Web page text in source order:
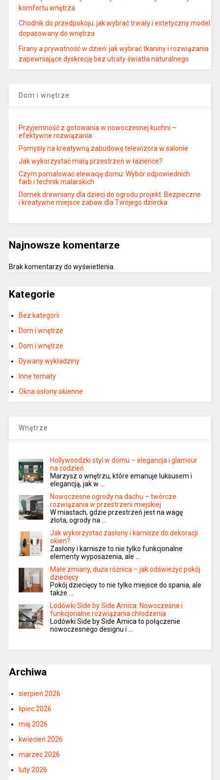
komfortu wnętrza
Chodnik do przedpokoju: jak wybrać trwały i estetyczny model
dopasowany do wnętrza
Firany a prywatność w dzień: jak wybrać tkaniny i rozwiązania
zapewniające dyskrecję bez utraty światła naturalnego
Dom i wnętrze
Przyjemność z gotowania w nowoczesnej kuchni –
efektywne rozwiązania
Pomysły na kreatywną zabudowę telewizora w salonie
Jak wykorzystać małą przestrzeń w łazience?
Czym pomalować elewację domu: Wybór odpowiednich
farb i technik malarskich
Domek drewniany dla dzieci do ogrodu projekt: Bezpieczne
i kreatywne miejsce zabaw dla Twojego dziecka
Najnowsze komentarze
Brak komentarzy do wyświetlenia.
Kategorie
Bez kategorii
Dom i wnętrze
Dom i wnętrze
Dywany wykładziny
Inne tematy
Okna osłony okienne
Wnętrze
Hollywoodzki styl w domu – elegancja i glamour
na codzień
Marzysz o wnętrzu, które emanuje luksusem i
elegancją, jak w …
Nowoczesne ogrody na dachu – twórcze
rozwiązania w przestrzeni miejskiej
W miastach, gdzie przestrzeń jest na wagę
złota, ogrody na …
Jak wykorzystać zasłony i karnisze do dekoracji
okien?
Zasłony i karnisze to nie tylko funkcjonalne
elementy wyposażenia, ale …
Małe zmiany, duża różnica – jak odświeżyć pokój
dziecięcy
Pokój dziecięcy to nie tylko miejsce do spania, ale
także …
Lodówki Side by Side Amica: Nowoczesne i
funkcjonalne rozwiązania chłodzenia
Lodówki Side by Side Amica to połączenie
nowoczesnego designu i …
Archiwa
sierpień 2026
lipiec 2026
maj 2026
kwiecień 2026
marzec 2026
luty 2026